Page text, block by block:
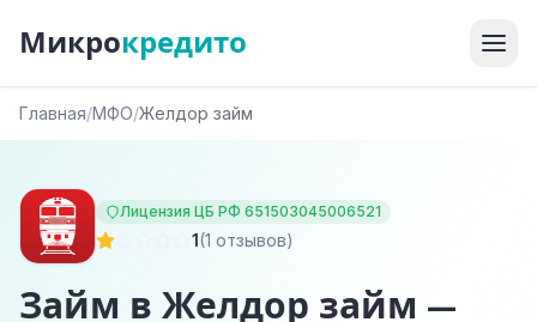
Микрокредито
Главная/МФО/Желдор займ
Лицензия ЦБ РФ 651503045006521
1(1 отзывов)
Займ в Желдор займ —